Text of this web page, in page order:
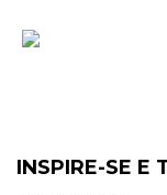
INSPIRE-SE E